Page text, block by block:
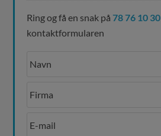
Ring og få en snak på78 76 10 30
kontaktformularen